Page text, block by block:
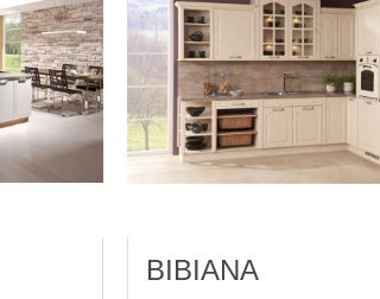
18
BIBIANA